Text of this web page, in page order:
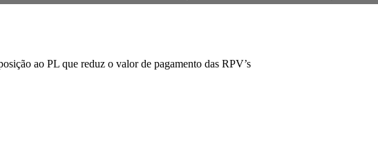
ao PL que reduz o valor de pagamento das RPV’s